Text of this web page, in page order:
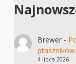
Brewer-
4 lipca 2026